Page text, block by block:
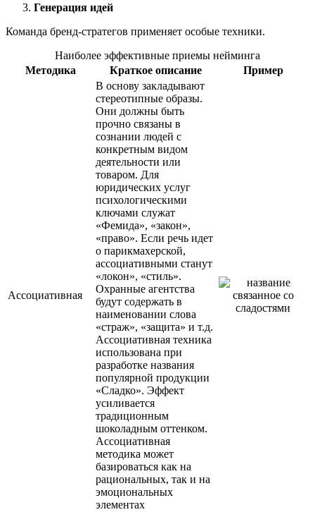
Генерация идей
Команда бренд-стратегов применяет особые техники.
Наиболее эффективные приемы нейминга
Методика
Краткое описание Пример
Ассоциативная
В основу закладывают
стереотипные образы.
Они должны быть
прочно связаны в
сознании людей с
конкретным видом
деятельности или
товаром. Для
юридических услуг
психологическими
ключами служат
«Фемида», «закон»,
«право». Если речь идет
о парикмахерской,
ассоциативными станут
«локон», «стиль».
Охранные агентства
будут содержать в
наименовании слова
«страж», «защита» и т.д.
Ассоциативная техника
использована при
разработке названия
популярной продукции
«Сладко». Эффект
усиливается
традиционным
шоколадным оттенком.
Ассоциативная
методика может
базироваться как на
рациональных, так и на
эмоциональных
элементах